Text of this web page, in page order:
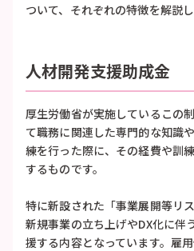
ついて、それぞれの特徴を解説し
人材開発支援助成金
厚生労働省が実施しているこの
て職務に関連した専門的な知識
練を行った際に、その経費や訓
するものです。
特に新設された「事業展開等リ
新規事業の立ち上げやDX化に伴
援する内容となっています。雇